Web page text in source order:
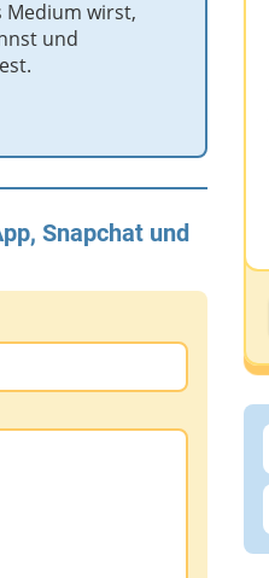
Medium wirst,
und
Snapchat und